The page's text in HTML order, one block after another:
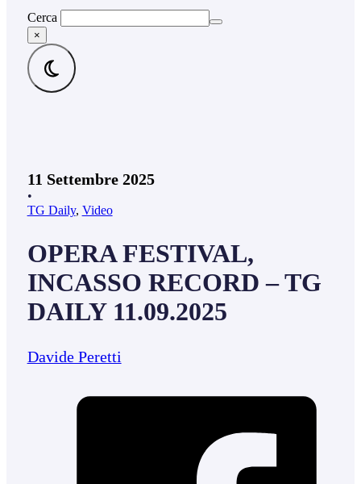
Cerca
×
11 Settembre 2025
•
TG Daily, Video
OPERA FESTIVAL,
INCASSO RECORD – TG
DAILY 11.09.2025
Davide Peretti